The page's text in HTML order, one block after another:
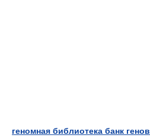
геномная библиотека банк генов